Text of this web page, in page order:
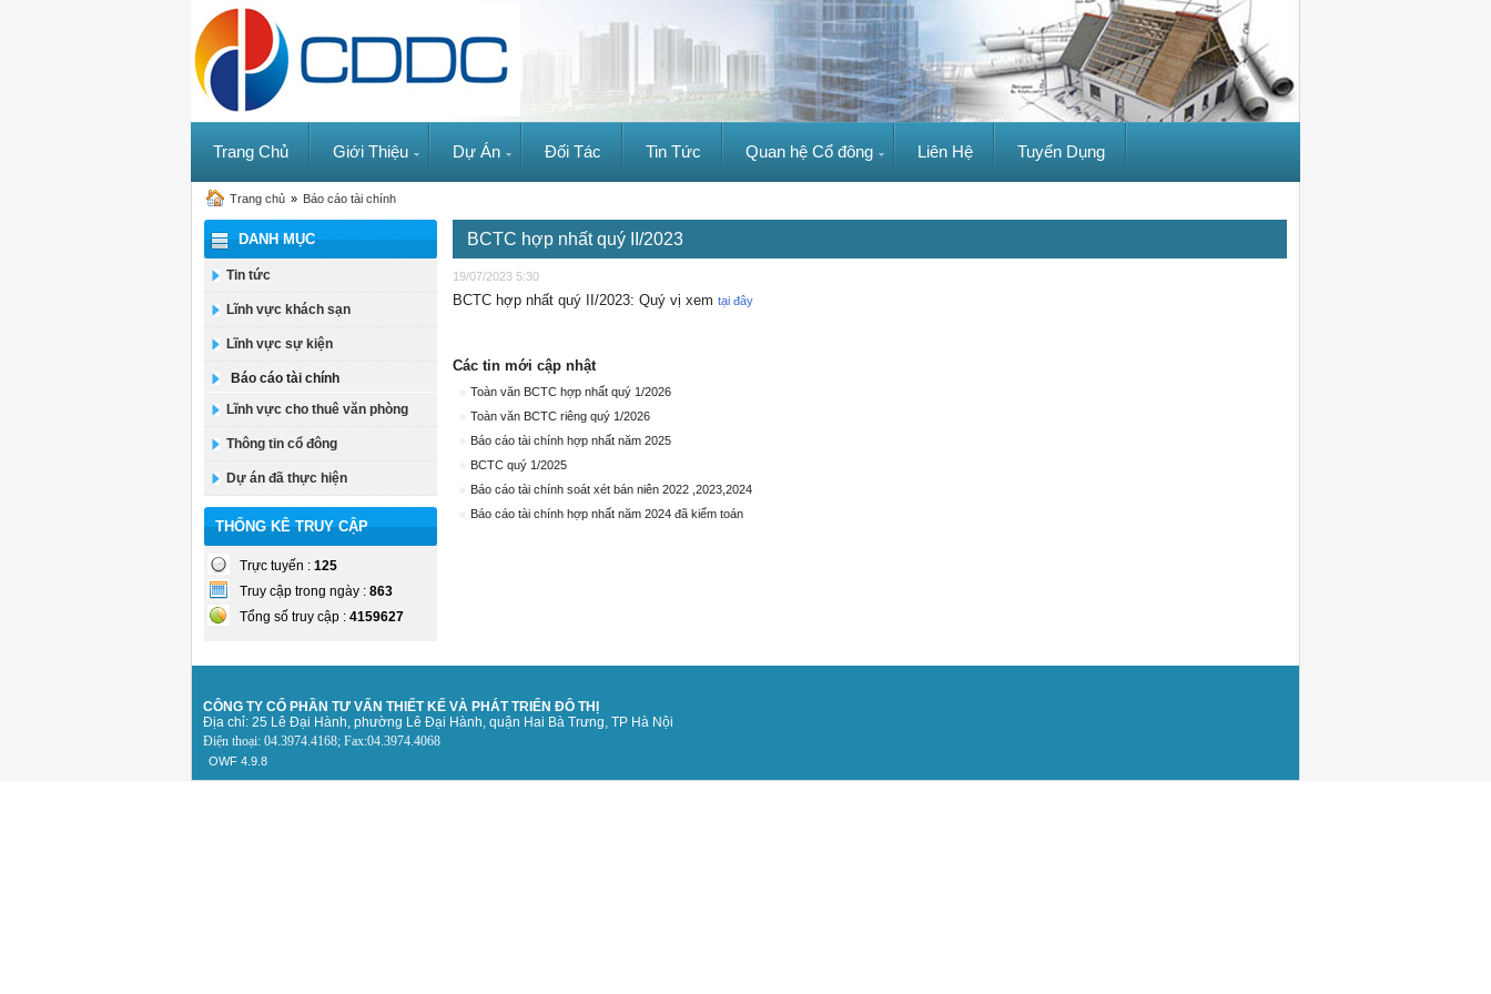
Trang Chủ Giới Thiệu Dự Án Đối Tác Tin Tức Quan hệ Cổ đông Liên Hệ Tuyển Dụng
Trang chủ » Báo cáo tài chính
DANH MỤC
Tin tức
Lĩnh vực khách sạn
Lĩnh vực sự kiện
Báo cáo tài chính
Lĩnh vực cho thuê văn phòng
Thông tin cổ đông
Dự án đã thực hiện
THỐNG KÊ TRUY CẬP
Trực tuyến : 125
Truy cập trong ngày : 863
Tổng số truy cập : 4159627
BCTC hợp nhất quý II/2023
19/07/2023 5:30
BCTC hợp nhất quý II/2023: Quý vị xem tại đây
Các tin mới cập nhật
Toàn văn BCTC hợp nhất quý 1/2026
Toàn văn BCTC riêng quý 1/2026
Báo cáo tài chính hợp nhất năm 2025
BCTC quý 1/2025
Báo cáo tài chính soát xét bán niên 2022 ,2023,2024
Báo cáo tài chính hợp nhất năm 2024 đã kiểm toán
CÔNG TY CỔ PHẦN TƯ VẤN THIẾT KẾ VÀ PHÁT TRIỂN ĐÔ THỊ
Địa chỉ: 25 Lê Đại Hành, phường Lê Đại Hành, quận Hai Bà Trưng, TP Hà Nội
Điện thoại: 04.3974.4168; Fax:04.3974.4068
OWF 4.9.8